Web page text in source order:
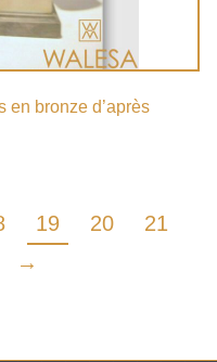
en bronze d’après
19 20
21
→